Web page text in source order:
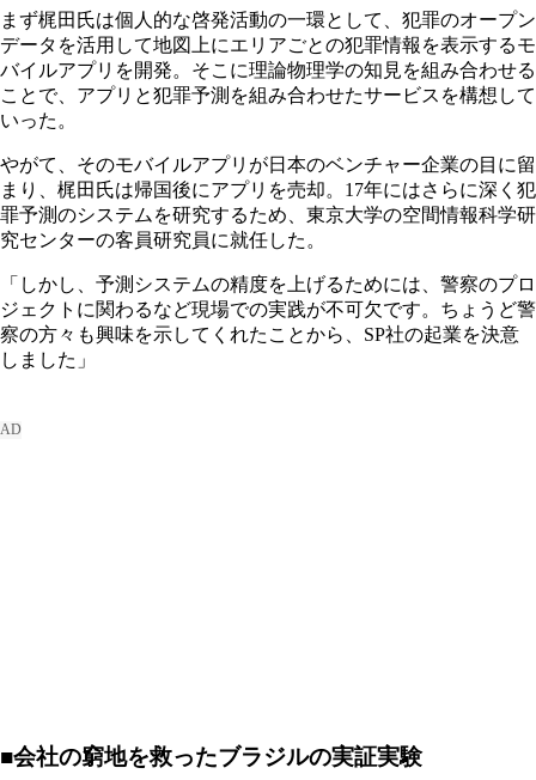
まず梶田氏は個人的な啓発活動の一環として、犯罪のオープン
データを活用して地図上にエリアごとの犯罪情報を表示するモ
バイルアプリを開発。そこに理論物理学の知見を組み合わせる
ことで、アプリと犯罪予測を組み合わせたサービスを構想して
いった。
やがて、そのモバイルアプリが日本のベンチャー企業の目に留
まり、梶田氏は帰国後にアプリを売却。17年にはさらに深く犯
罪予測のシステムを研究するため、東京大学の空間情報科学研
究センターの客員研究員に就任した。
「しかし、予測システムの精度を上げるためには、警察のプロ
ジェクトに関わるなど現場での実践が不可欠です。ちょうど警
察の方々も興味を示してくれたことから、SP社の起業を決意
しました」
■会社の窮地を救ったブラジルの実証実験